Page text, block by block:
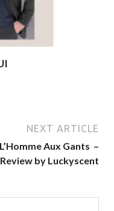
NEXT ARTICLE
L’Homme Aux Gants –
Review by Luckyscent